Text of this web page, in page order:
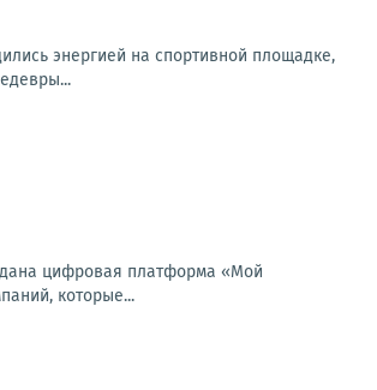
энергией на спортивной площадке,
цифровая платформа «Мой
которые...